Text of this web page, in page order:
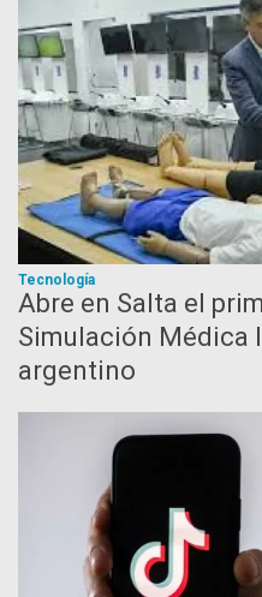
Tecnología
Abre en Salta el
Simulación Médica
argentino